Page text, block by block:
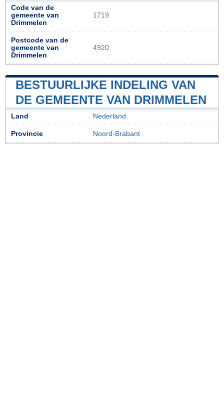
Code van de
gemeente van
Drimmelen
1719
Postcode van de
gemeente van
Drimmelen
4920
BESTUURLIJKE INDELING VAN
DE GEMEENTE VAN DRIMMELEN
Land Nederland
Provincie Noord-Brabant